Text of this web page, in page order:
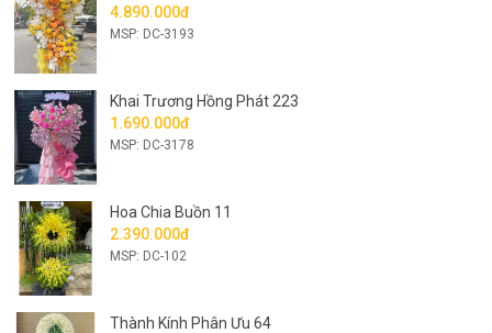
4.890.000đ
MSP: DC-3193
Khai Trương Hồng Phát 223
1.690.000đ
MSP: DC-3178
Hoa Chia Buồn 11
2.390.000đ
MSP: DC-102
Thành Kính Phân Ưu 64